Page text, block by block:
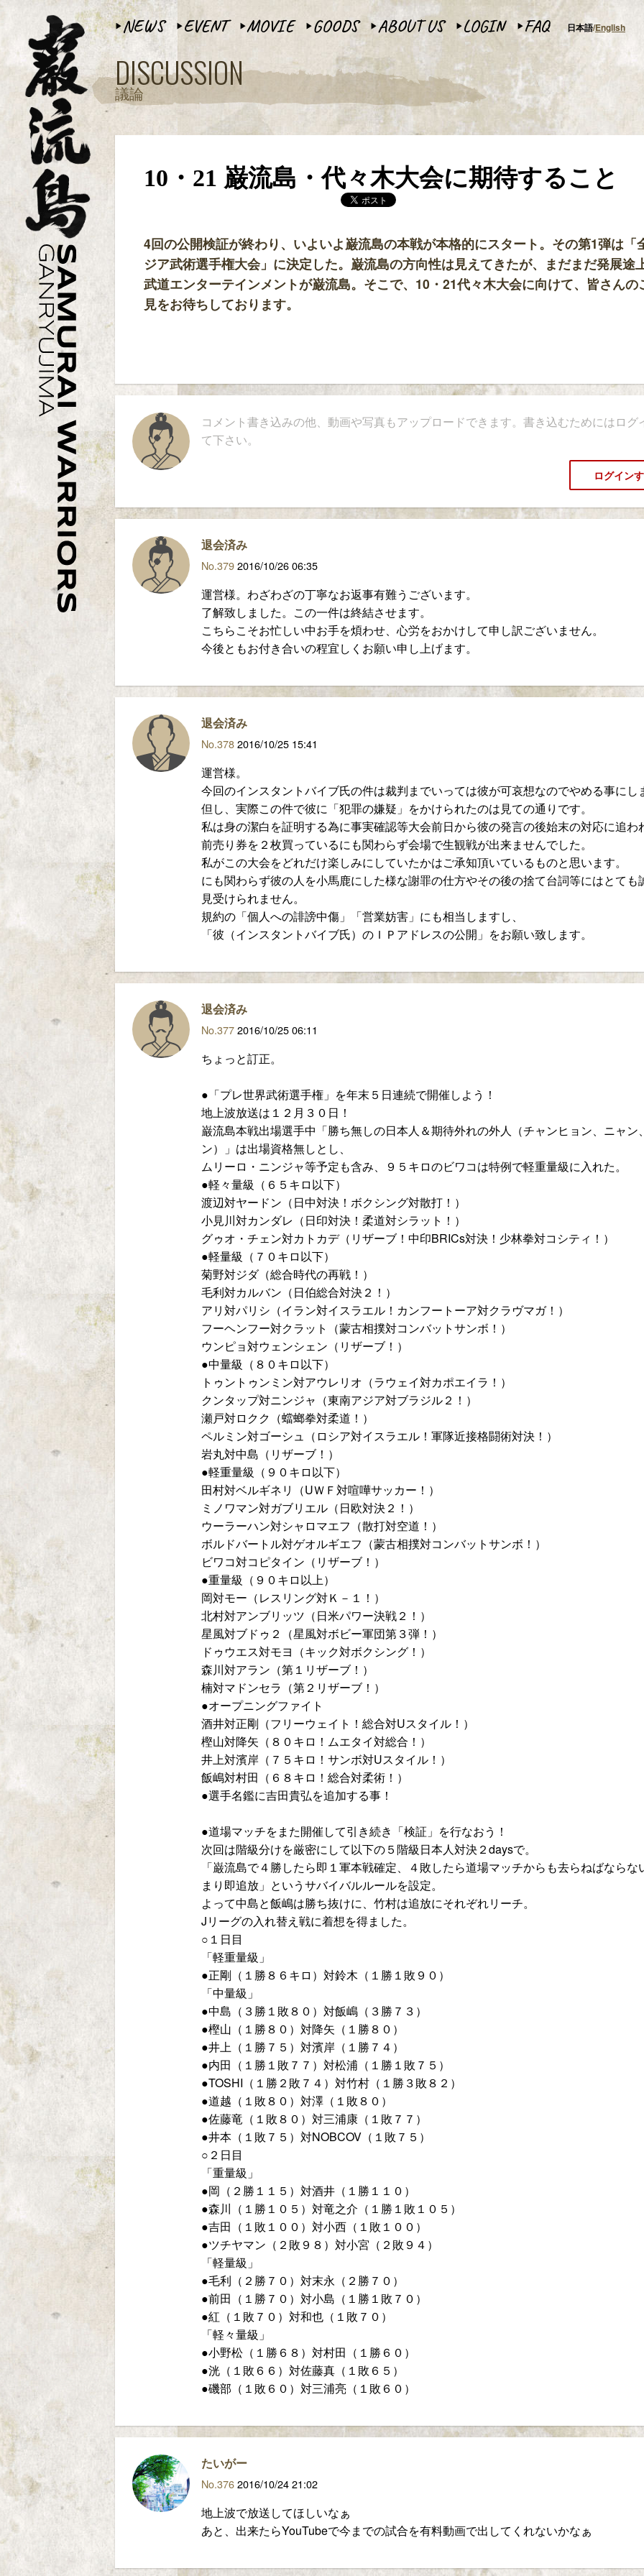
▶︎NEWS ▶︎ EVENT ▶︎MOVIE ▶︎ GOODS ▶︎ABOUT US ▶︎ LOGIN ▶︎FAQ 日本語English
DISCUSSION
議論
10・21 巌流島・代々木大会に期待すること
4回の公開検証が終わり、いよいよ巌流島の本戦が本格的にスタート。その第1弾は「
ジア武術選手権大会」に決定した。巌流島の方向性は見えてきたが、まだまだ発展途
武道エンターテインメントが巌流島。そこで、10・21代々木大会に向けて、皆さんの
見をお待ちしております。
コメント書き込みの他、動画や写真もアップロードできます。書き込むためにはログ
て下さい。
ログイン
退会済み
No.3792016/10/26 06:35
運営様。わざわざの丁寧なお返事有難うございます。
了解致しました。この一件は終結させます。
こちらこそお忙しい中お手を煩わせ、心労をおかけして申し訳ございません。
今後ともお付き合いの程宜しくお願い申し上げます。
退会済み
No.3782016/10/25 15:41
運営様。
今回のインスタントバイブ氏の件は裁判までいっては彼が可哀想なのでやめる事にし
但し、実際この件で彼に「犯罪の嫌疑」をかけられたのは見ての通りです。
私は身の潔白を証明する為に事実確認等大会前日から彼の発言の後始末の対応に追わ
前売り券を２枚買っているにも関わらず会場で生観戦が出来ませんでした。
私がこの大会をどれだけ楽しみにしていたかはご承知頂いているものと思います。
にも関わらず彼の人を小馬鹿にした様な謝罪の仕方やその後の捨て台詞等にはとても
見受けられません。
規約の「個人への誹謗中傷」「営業妨害」にも相当しますし、
「彼（インスタントバイブ氏）のＩＰアドレスの公開」をお願い致します。
退会済み
No.3772016/10/25 06:11
ちょっと訂正。
●「プレ世界武術選手権」を年末５日連続で開催しよう！
地上波放送は１２月３０日！
巌流島本戦出場選手中「勝ち無しの日本人＆期待外れの外人（チャンヒョン、ニャン
ン）」は出場資格無しとし、
ムリーロ・ニンジャ等予定も含み、９５キロのビワコは特例で軽重量級に入れた。
●軽々量級（６５キロ以下）
渡辺対ヤードン（日中対決！ボクシング対散打！）
小見川対カンダレ（日印対決！柔道対シラット！）
グゥオ・チェン対カトカデ（リザーブ！中印BRICs対決！少林拳対コシティ！）
●軽量級（７０キロ以下）
菊野対ジダ（総合時代の再戦！）
毛利対カルバン（日伯総合対決２！）
アリ対パリシ（イラン対イスラエル！カンフートーア対クラヴマガ！）
フーヘンフー対クラット（蒙古相撲対コンバットサンボ！）
ウンピョ対ウェンシェン（リザーブ！）
●中量級（８０キロ以下）
トゥントゥンミン対アウレリオ（ラウェイ対カポエイラ！）
クンタップ対ニンジャ（東南アジア対ブラジル２！）
瀬戸対ロクク（蟷螂拳対柔道！）
ペルミン対ゴーシュ（ロシア対イスラエル！軍隊近接格闘術対決！）
岩丸対中島（リザーブ！）
●軽重量級（９０キロ以下）
田村対ベルギネリ（UＷＦ対喧嘩サッカー！）
ミノワマン対ガブリエル（日欧対決２！）
ウーラーハン対シャロマエフ（散打対空道！）
ボルドバートル対ゲオルギエフ（蒙古相撲対コンバットサンボ！）
ビワコ対コピタイン（リザーブ！）
●重量級（９０キロ以上）
岡対モー（レスリング対Ｋ－１！）
北村対アンブリッツ（日米パワー決戦２！）
星風対ブドゥ２（星風対ボビー軍団第３弾！）
ドゥウエス対モヨ（キック対ボクシング！）
森川対アラン（第１リザーブ！）
楠対マドンセラ（第２リザーブ！）
●オープニングファイト
酒井対正剛（フリーウェイト！総合対Uスタイル！）
樫山対降矢（８０キロ！ムエタイ対総合！）
井上対濱岸（７５キロ！サンボ対Uスタイル！）
飯嶋対村田（６８キロ！総合対柔術！）
●選手名鑑に吉田貴弘を追加する事！
●道場マッチをまた開催して引き続き「検証」を行なおう！
次回は階級分けを厳密にして以下の５階級日本人対決２daysで。
「巌流島で４勝したら即１軍本戦確定、４敗したら道場マッチからも去らねばならな
まり即追放」というサバイバルルールを設定。
よって中島と飯嶋は勝ち抜けに、竹村は追放にそれぞれリーチ。
Jリーグの入れ替え戦に着想を得ました。
○１日目
「軽重量級」
●正剛（１勝８６キロ）対鈴木（１勝１敗９０）
「中量級」
●中島（３勝１敗８０）対飯嶋（３勝７３）
●樫山（１勝８０）対降矢（１勝８０）
●井上（１勝７５）対濱岸（１勝７４）
●内田（１勝１敗７７）対松浦（１勝１敗７５）
●TOSHI（１勝２敗７４）対竹村（１勝３敗８２）
●道越（１敗８０）対澤（１敗８０）
●佐藤竜（１敗８０）対三浦康（１敗７７）
●井本（１敗７５）対NOBCOV（１敗７５）
○２日目
「重量級」
●岡（２勝１１５）対酒井（１勝１１０）
●森川（１勝１０５）対竜之介（１勝１敗１０５）
●吉田（１敗１００）対小西（１敗１００）
●ツチヤマン（２敗９８）対小宮（２敗９４）
「軽量級」
●毛利（２勝７０）対末永（２勝７０）
●前田（１勝７０）対小島（１勝１敗７０）
●紅（１敗７０）対和也（１敗７０）
「軽々量級」
●小野松（１勝６８）対村田（１勝６０）
●洸（１敗６６）対佐藤真（１敗６５）
●磯部（１敗６０）対三浦亮（１敗６０）
たいがー
No.3762016/10/24 21:02
地上波で放送してほしいなぁ
あと、出来たらYouTubeで今までの試合を有料動画で出してくれないかなぁ